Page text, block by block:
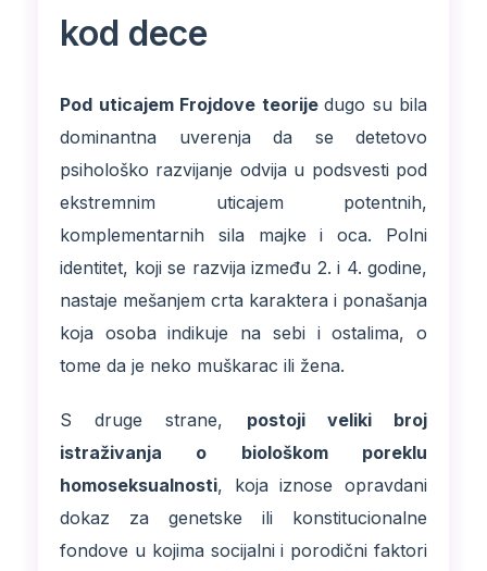
kod dece
Pod uticajem Frojdove teorije dugo su bila
dominantna uverenja da se detetovo
psihološko razvijanje odvija u podsvesti pod
ekstremnim uticajem potentnih,
komplementarnih sila majke i oca. Polni
identitet, koji se razvija između 2. i 4. godine,
nastaje mešanjem crta karaktera i ponašanja
koja osoba indikuje na sebi i ostalima, o
tome da je neko muškarac ili žena.
S druge strane, postoji veliki broj
istraživanja o biološkom poreklu
homoseksualnosti, koja iznose opravdani
dokaz za genetske ili konstitucionalne
fondove u kojima socijalni i porodični faktori